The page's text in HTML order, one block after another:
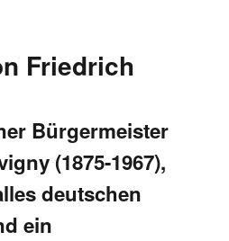
Friedrich
Bürgermeister
(1875-1967),
deutschen
ein